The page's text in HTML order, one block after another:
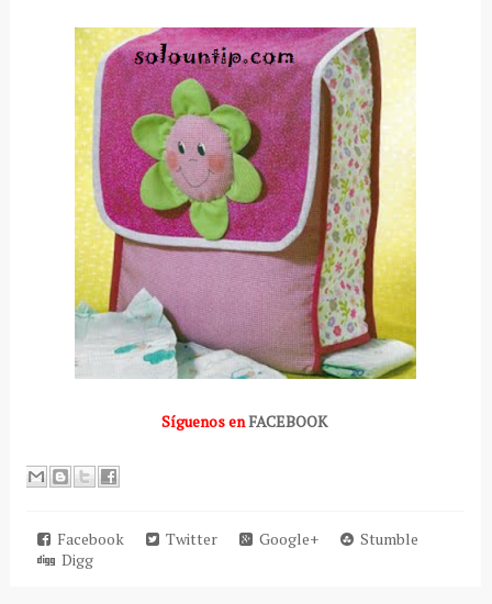
Síguenos en FACEBOOK
Facebook Twitter Google+
Stumble
Digg